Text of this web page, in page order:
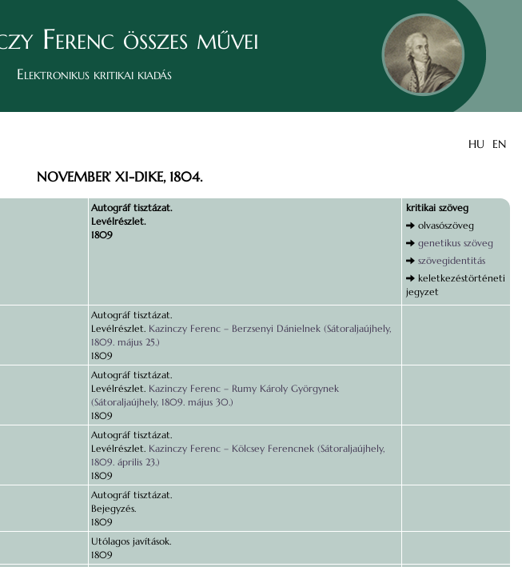
Ferenc összes művei
Elektronikus kritikai kiadás
HU EN
NOVEMBER’ XI-DIKE, 1804.
Autográf tisztázat.
Levélrészlet.
1809
kritikai szöveg
olvasószöveg
genetikus szöveg
szövegidentitás
keletkezéstörténeti
jegyzet
Autográf tisztázat.
Levélrészlet. Kazinczy Ferenc – Berzsenyi Dánielnek (Sátoraljaújhely,
1809. május 25.)
1809
Autográf tisztázat.
Levélrészlet. Kazinczy Ferenc – Rumy Károly Györgynek
(Sátoraljaújhely, 1809. május 30.)
1809
Autográf tisztázat.
Levélrészlet. Kazinczy Ferenc – Kölcsey Ferencnek (Sátoraljaújhely,
1809. április 23.)
1809
Autográf tisztázat.
Bejegyzés.
1809
Utólagos javítások.
1809